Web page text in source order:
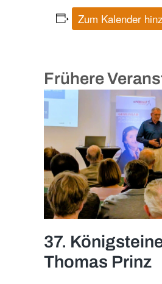
Zum Kalender
Frühere
37.
Thomas Prinz